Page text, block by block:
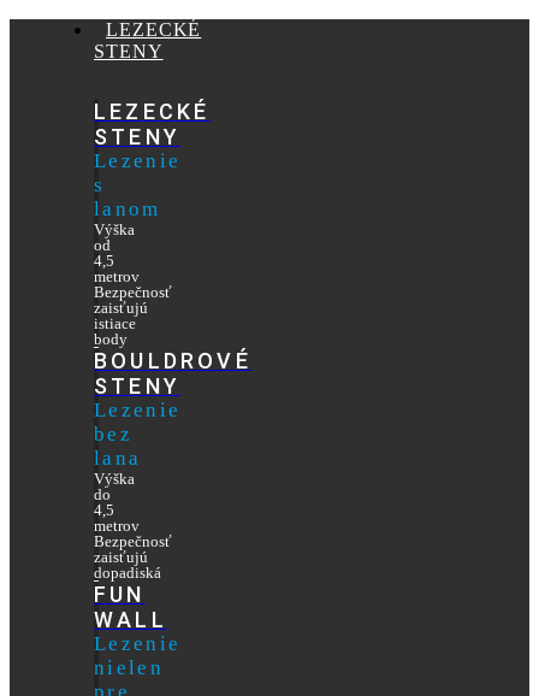
LEZECKÉ
STENY
LEZECKÉ
STENY
Lezenie
s
lanom
Výška
od
4,5
metrov
Bezpečnosť
zaisťujú
istiace
body
BOULDROVÉ
STENY
Lezenie
bez
lana
Výška
do
4,5
metrov
Bezpečnosť
zaisťujú
dopadiská
FUN
WALL
Lezenie
nielen